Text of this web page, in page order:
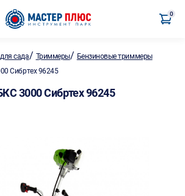
0
для сада/ Триммеры/ Бензиновые триммеры
Сибртех 96245
3000 Сибртех 96245